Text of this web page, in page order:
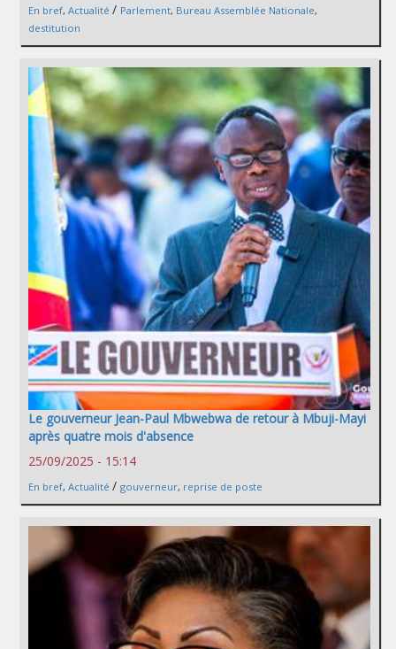
En bref, Actualité / Parlement, Bureau Assemblée Nationale,
destitution
Le gouverneur Jean-Paul Mbwebwa de retour à Mbuji-Mayi
après quatre mois d'absence
25/09/2025 - 15:14
En bref, Actualité / gouverneur, reprise de poste